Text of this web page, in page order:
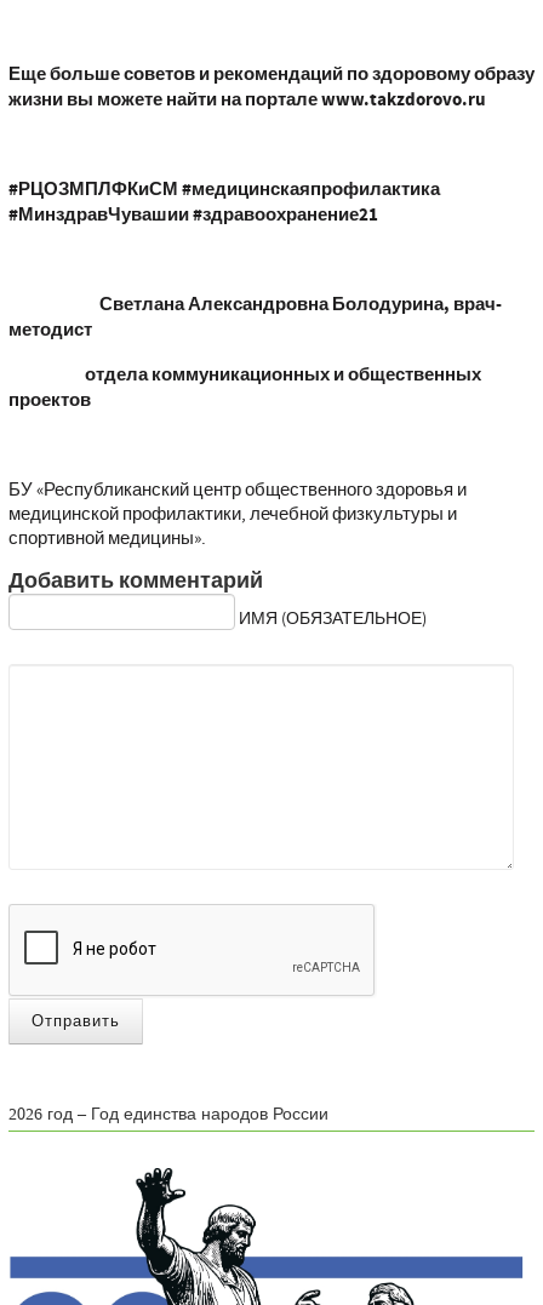
Еще больше советов и рекомендаций по здоровому образу
жизни вы можете найти на портале www.takzdorovo.ru
#РЦОЗМПЛФКиСМ #медицинскаяпрофилактика
#МинздравЧувашии #здравоохранение21
Светлана Александровна Болодурина, врач-
методист
отдела коммуникационных и общественных
проектов
БУ «Республиканский центр общественного здоровья и
медицинской профилактики, лечебной физкультуры и
спортивной медицины».
Добавить комментарий
ИМЯ (ОБЯЗАТЕЛЬНОЕ)
Отправить
2026 год – Год единства народов России